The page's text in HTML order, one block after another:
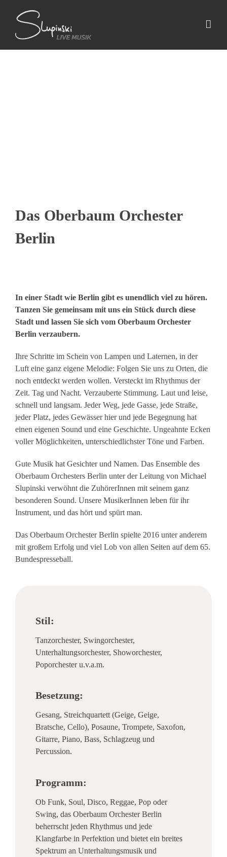
Inhalt
Das Oberbaum Orchester
Berlin
In einer Stadt wie Berlin gibt es unendlich viel zu hören.
Tanzen Sie gemeinsam mit uns ein Stück durch diese
Stadt und lassen Sie sich vom Oberbaum Orchester
Berlin verzaubern.
Ihre Schritte im Schein von Lampen und Laternen, in der
Luft eine ganz eigene Melodie: Folgen Sie uns zu Orten, die
noch entdeckt werden wollen. Versteckt im Rhythmus der
Zeit. Tag und Nacht. Verzauberte Stimmung. Laut und leise,
schnell und langsam. Jeder Weg, jede Gasse, jede Straße,
jeder Platz, jedes Gewässer hier und jede Begegnung hat
einen eigenen Sound und eine Geschichte. Ungeahnte Ecken
voller Möglichkeiten, unterschiedlichster Töne und Farben.
Gute Musik hat Gesichter und Namen. Das Ensemble des
Oberbaum Orchesters Berlin unter der Leitung von Michael
Slupinski verwöhnt die ZuhörerInnen mit seinem ganz
besonderen Sound. Unsere MusikerInnen leben für ihr
Instrument, und das hört und spürt man.
Das Oberbaum Orchester Berlin spielte 2016 unter anderem
mit großem Erfolg und viel Lob von allen Seiten auf dem 65.
Bundespresseball.
Stil:
Tanzorchester, Swingorchester,
Unterhaltungsorchester, Showorchester,
Poporchester u.v.a.m.
Besetzung:
Gesang, Streichquartett (Geige, Geige,
Bratsche, Cello), Posaune, Trompete, Saxofon,
Gitarre, Piano, Bass, Schlagzeug und
Percussion.
Programm:
Ob Funk, Soul, Disco, Reggae, Pop oder
Swing, das Oberbaum Orchester Berlin
beherrscht jeden Rhythmus und jede
Klangfarbe in Perfektion und bietet ein breites
Spektrum an Unterhaltungsmusik und